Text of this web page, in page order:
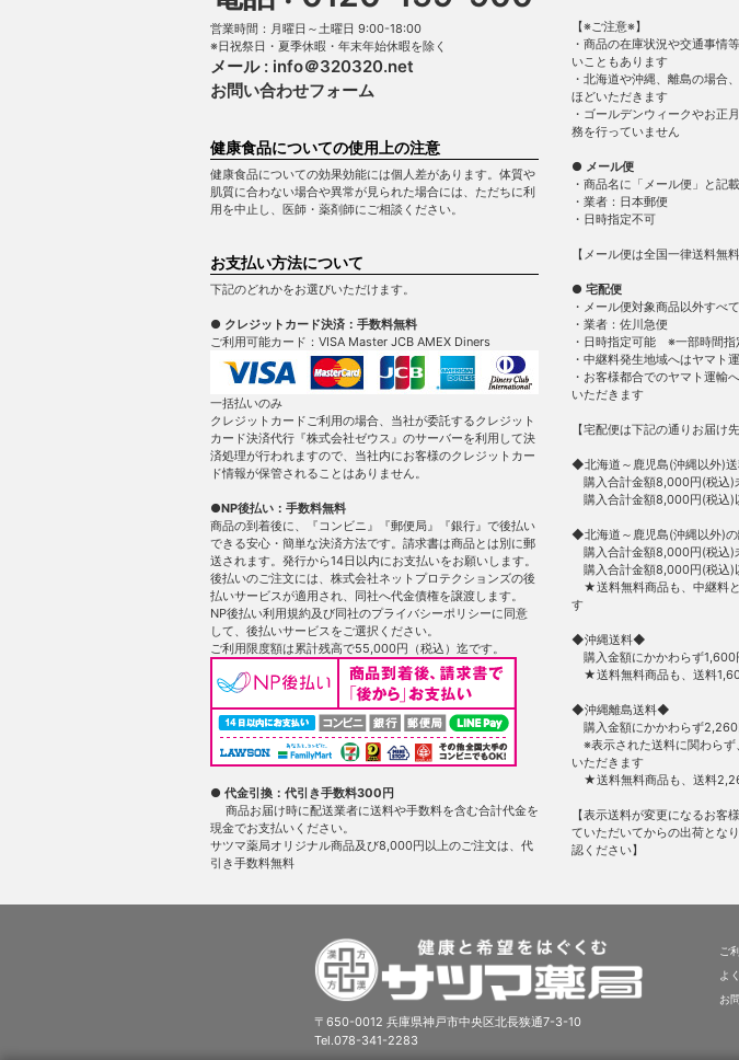
営業時間：月曜日～土曜日 9:00-18:00
※日祝祭日・夏季休暇・年末年始休暇を除く
メール : info＠320320.net
お問い合わせフォーム
健康食品についての使用上の注意
健康食品についての効果効能には個人差があります。体質や
肌質に合わない場合や異常が見られた場合には、ただちに利
用を中止し、医師・薬剤師にご相談ください。
お支払い方法について
下記のどれかをお選びいただけます。
● クレジットカード決済：手数料無料
ご利用可能カード：VISA Master JCB AMEX Diners
一括払いのみ
クレジットカードご利用の場合、当社が委託するクレジット
カード決済代行『株式会社ゼウス』のサーバーを利用して決
済処理が行われますので、当社内にお客様のクレジットカー
ド情報が保管されることはありません。
●NP後払い：手数料無料
商品の到着後に、『コンビニ』『郵便局』『銀行』で後払い
できる安心・簡単な決済方法です。請求書は商品とは別に郵
送されます。発行から14日以内にお支払いをお願いします。
後払いのご注文には、株式会社ネットプロテクションズの後
払いサービスが適用され、同社へ代金債権を譲渡します。
NP後払い利用規約及び同社のプライバシーポリシーに同意
して、後払いサービスをご選択ください。
ご利用限度額は累計残高で55,000円（税込）迄です。
● 代金引換：代引き手数料300円
商品お届け時に配送業者に送料や手数料を含む合計代金を
現金でお支払いください。
サツマ薬局オリジナル商品及び8,000円以上のご注文は、代
引き手数料無料
【※ご注意※】
・商品の在庫状況や交通事情
いこともあります
・北海道や沖縄、離島の場合
ほどいただきます
・ゴールデンウィークやお正
務を行っていません
● メール便
・商品名に「メール便」と記
・業者：日本郵便
・日時指定不可
【メール便は全国一律送料無料
● 宅配便
・メール便対象商品以外すべて
・業者：佐川急便
・日時指定可能 ※一部時間指
・中継料発生地域へはヤマト
・お客様都合でのヤマト運輸
いただきます
【宅配便は下記の通りお届け
◆北海道～鹿児島(沖縄以外)
購入合計金額8,000円(税込)
購入合計金額8,000円(税込)
◆北海道～鹿児島(沖縄以外)
購入合計金額8,000円(税込)
購入合計金額8,000円(税込)
★送料無料商品も、中継料
す
◆沖縄送料◆
購入金額にかかわらず1,600
★送料無料商品も、送料
◆沖縄離島送料◆
購入金額にかかわらず2,260
※表示された送料に関わら
いただきます
★送料無料商品も、送料
【表示送料が変更になるお客
ていただいてからの出荷とな
認ください】
〒650-0012 兵庫県神戸市中央区北長狭通7-3-10
Tel.078-341-2283
ご
よ
お